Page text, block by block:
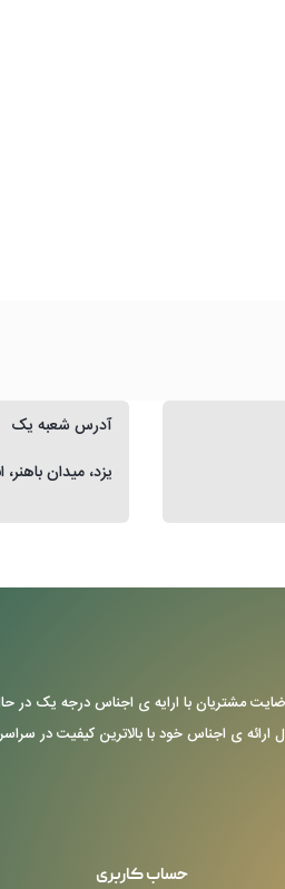
آدرس شعبه یک
یزد، میدان باهنر،
کنون با هدف رضایت مشتریان با ارایه ی اجناس درجه
ارائه ی اجناس خود با بالاترین کیفیت در
حساب کاربری